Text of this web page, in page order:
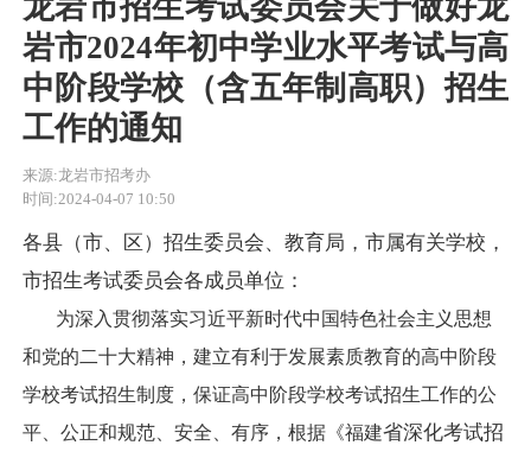
龙岩市招生考试委员会关于做好龙
岩市2024年初中学业水平考试与高
中阶段学校（含五年制高职）招生
工作的通知
来源:龙岩市招考办
时间:2024-04-07 10:50
各县（市、区）招生委员会、教育局，市属有关学校，
市招生考试委员会各成员单位：
为深入贯彻落实习近平新时代中国特色社会主义思想
和党的二十大精神，建立有利于发展素质教育的高中阶段
学校考试招生制度，保证高中阶段学校考试招生工作的公
平、公正和规范、安全、有序，根据《福建省深化考试招